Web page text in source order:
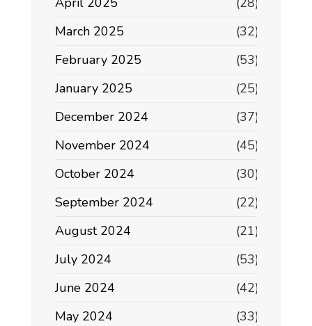
March 2025
(32)
February 2025
(53)
January 2025
(25)
December 2024
(37)
November 2024
(45)
October 2024
(30)
September 2024
(22)
August 2024
(21)
July 2024
(53)
June 2024
(42)
May 2024
(33)